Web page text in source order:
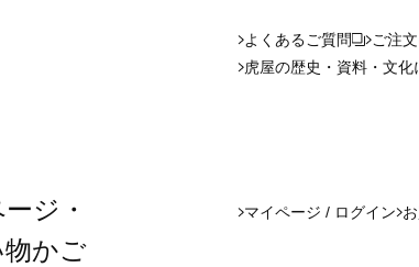
よくあるご質問 ご注
虎屋の歴史・資料・文
ジ・
かご
マイページ / ログイン